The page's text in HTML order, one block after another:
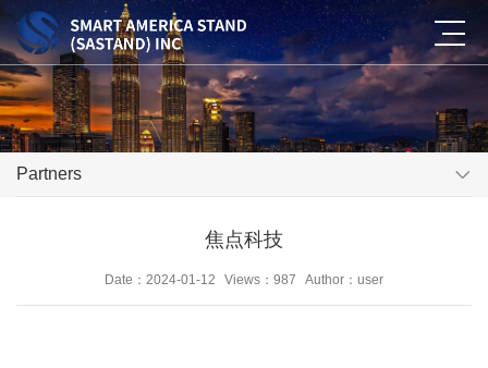
Partners
焦点科技
Date：2024-01-12 Views：987 Author：user